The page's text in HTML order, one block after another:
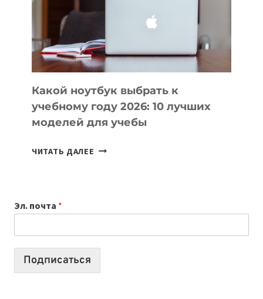
СОЗДАВАТЬ
БЕЗ
СЛОЖНОГО
КОДА
Какой ноутбук выбрать к
учебному году 2026: 10 лучших
моделей для учебы
ЧИТАТЬ ДАЛЕЕ КАКОЙ
2026:
10
Эл. почта *
Подписаться